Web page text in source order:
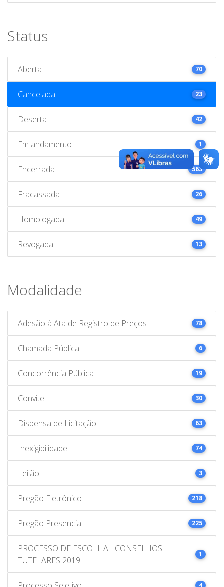
Status
Aberta 70
Cancelada 23
Deserta 42
Em andamento 1
Encerrada 563
Fracassada 26
Homologada 49
Revogada 13
Modalidade
Adesão à Ata de Registro de Preços 78
Chamada Pública 6
Concorrência Pública 19
Convite 30
Dispensa de Licitação 63
Inexigibilidade 74
Leilão 3
Pregão Eletrônico 218
Pregão Presencial 225
PROCESSO DE ESCOLHA - CONSELHOS
TUTELARES 2019
1
4